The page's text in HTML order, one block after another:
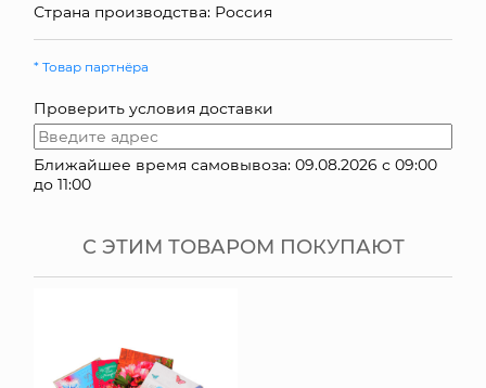
Страна производства: Россия
* Товар партнёра
Проверить условия доставки
Ближайшее время самовывоза: 09.08.2026 с 09:00
до 11:00
С ЭТИМ ТОВАРОМ ПОКУПАЮТ